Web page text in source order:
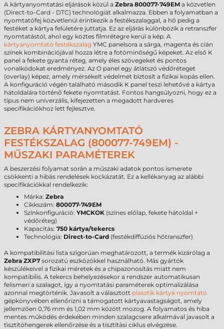
A kártyanyomtatási eljárások közül a Zebra 800077-749EM a közvetlen
(Direct-to-Card - DTC) technológiát alkalmazza. Ebben a folyamatban a
nyomtatófej közvetlenül érintkezik a festékszalaggal, a hő pedig a
festéket a kártya felületére juttatja. Ez az eljárás különbözik a retranszfer
nyomtatástól, ahol egy köztes filmrétegre kerül a kép. A
kártyanyomtató festékszalag YMC panelsora a sárga, magenta és cián
színek kombinációjával hozza létre a fotóminőségű képeket. Az első K
panel a fekete gyanta réteg, amely éles szövegeket és pontos
vonalkódokat eredményez. Az O panel egy átlátszó védőréteget
(overlay) képez, amely mérsékelt védelmet biztosít a fizikai kopás ellen.
A konfiguráció végén található második K panel teszi lehetővé a kártya
hátoldalára történő fekete nyomtatást. Fontos hangsúlyozni, hogy ez a
típus nem univerzális, kifejezetten a megadott hardveres
specifikációkhoz lett fejlesztve.
ZEBRA KÁRTYANYOMTATÓ
FESTÉKSZALAG (800077-749EM) -
MŰSZAKI PARAMÉTEREK
A beszerzési folyamat során a műszaki adatok pontos ismerete
csökkenti a hibás rendelések kockázatát. Ez a kellékanyag az alábbi
specifikációkkal rendelkezik:
Márka: Zebra
Cikkszám: 800077-749EM
Színkonfiguráció: YMCKOK (színes előlap, fekete hátoldal +
védőréteg)
Kapacitás: 750 kártya/tekercs
Technológia: Direct-to-Card (festékdiffúziós hőtranszfer)
A kompatibilitási lista szigorúan meghatározott, a termék kizárólag a
Zebra ZXP7 sorozatú eszközökkel használható. Más gyártók
készülékeivel a fizikai méretek és a chipazonosítás miatt nem
kompatibilis. A tekercs behelyezésekor a rendszer automatikusan
felismeri a szalagot, így a nyomtatási paraméterek optimalizálása
azonnal megtörténik. Javasolt a választott plasztik kártya nyomtató
gépkönyvében ellenőrizni a támogatott kártyavastagságot, amely
jellemzően 0,76 mm és 1,02 mm között mozog. A folyamatos és hiba
mentes működés érdekében minden szalagcsere alkalmával javasolt a
tisztítóhengerek ellenőrzése és a tisztítási ciklus elvégzése.